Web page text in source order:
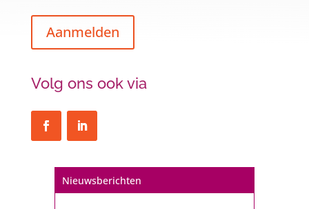
Aanmelden
Volg ons ook via
Nieuwsberichten